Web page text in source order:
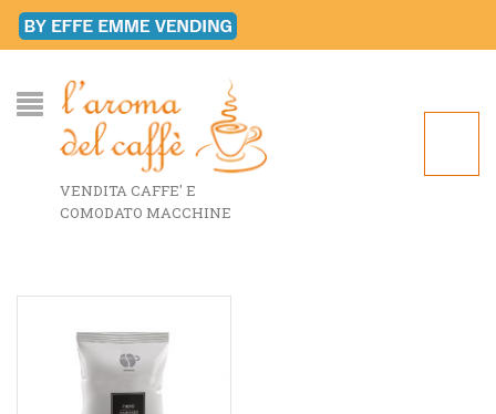
VENDITA CAFFE' E
COMODATO MACCHINE